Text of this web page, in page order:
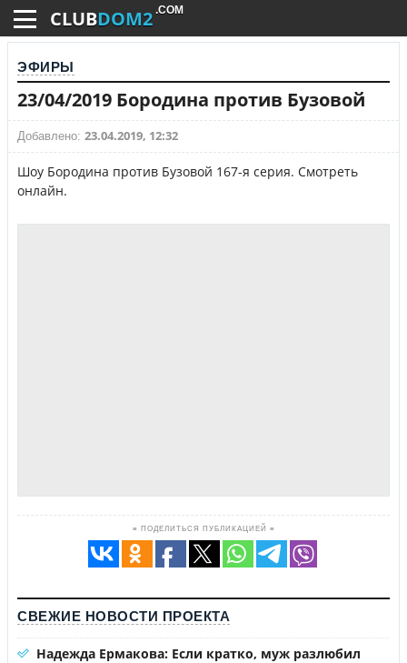
CLUBDOM2 .COM
ЭФИРЫ
23/04/2019 Бородина против Бузовой
Добавлено: 23.04.2019, 12:32
Шоу Бородина против Бузовой 167-я серия. Смотреть
онлайн.
≡ ПОДЕЛИТЬСЯ ПУБЛИКАЦИЕЙ ≡
СВЕЖИЕ НОВОСТИ ПРОЕКТА
Надежда Ермакова: Если кратко, муж разлюбил